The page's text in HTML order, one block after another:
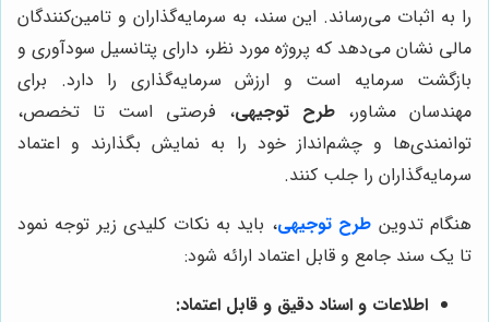
را به اثبات می‌رساند. این سند، به سرمایه‌گذاران و تامین‌کنندگان
مالی نشان می‌دهد که پروژه مورد نظر، دارای پتانسیل سودآوری و
بازگشت سرمایه است و ارزش سرمایه‌گذاری را دارد. برای
مهندسان مشاور،طرح توجیهی، فرصتی است تا تخصص،
توانمندی‌ها و چشم‌انداز خود را به نمایش بگذارند و اعتماد
سرمایه‌گذاران را جلب کنند.
هنگام تدوین طرح توجیهی، باید به نکات کلیدی زیر توجه نمود
تا یک سند جامع و قابل اعتماد ارائه شود:
اطلاعات و اسناد دقیق و قابل اعتماد: